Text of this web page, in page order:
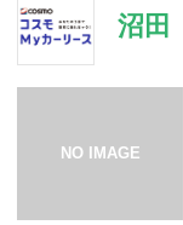
カーリース体験
沼田